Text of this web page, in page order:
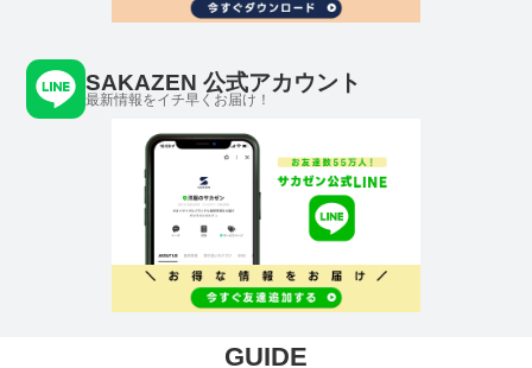
SAKAZEN 公式アカウント
最新情報をイチ早くお届け！